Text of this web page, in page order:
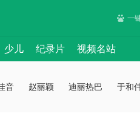
一
少儿 纪录片 视频名站
音 赵丽颖 迪丽热巴 于和